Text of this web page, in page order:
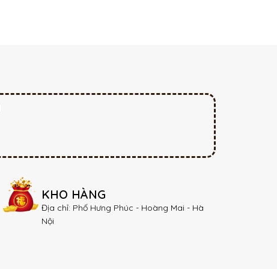
KHO HÀNG
Địa chỉ: Phố Hưng Phúc - Hoàng Mai - Hà
Nội